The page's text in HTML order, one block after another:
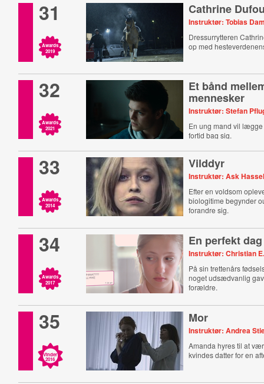
31
Awards
2019
Cathrine
Instruktør: Tobias
Dressurrytteren
op med
32
Awards
2021
Et bånd
mennesker
Instruktør: Stefan
En ung mand vil
fortid bag sig.
33
Awards
2014
Vilddyr
Instruktør: Ask
Efter en voldsom
biologitime begynder
forandre sig.
34
Awards
2017
En perfekt dag
Instruktør: Christian
På sin trettenårs
noget udsædvanlig
forældre.
35
Vinder
2016
Mor
Instruktør: Andrea
Amanda hyres til at
kvindes datter for en